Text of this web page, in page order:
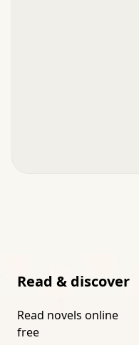
Read & discover
Read novels online
free